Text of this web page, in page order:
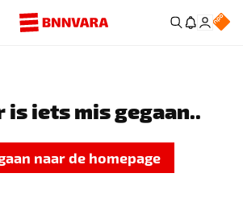
is iets mis gegaan..
naar de homepage